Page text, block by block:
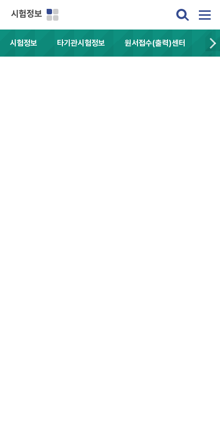
시험정보
시험정보 타기관시험정보 원서접수(출력)센터 자